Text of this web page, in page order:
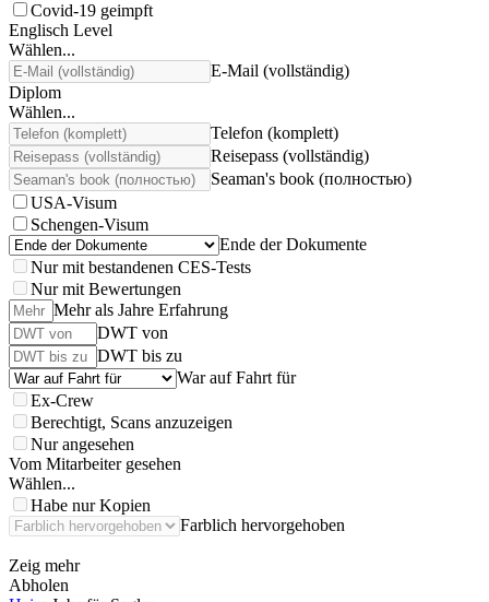
Covid-19 geimpft
Englisch Level
Wählen...
E-Mail (vollständig)
Diplom
Wählen...
Telefon (komplett)
Reisepass (vollständig)
Seaman's book (полностью)
USA-Visum
Schengen-Visum
Ende der Dokumente
Nur mit bestandenen CES-Tests
Nur mit Bewertungen
Mehr als Jahre Erfahrung
DWT von
DWT bis zu
War auf Fahrt für
Ex-Crew
Berechtigt, Scans anzuzeigen
Nur angesehen
Vom Mitarbeiter gesehen
Wählen...
Habe nur Kopien
Farblich hervorgehoben
Zeig mehr
Abholen